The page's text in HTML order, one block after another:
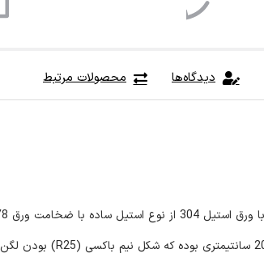
دیدگاه‌ها محصولات مرتبط